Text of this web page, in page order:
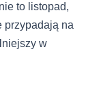
to listopad,
przypadają na
w